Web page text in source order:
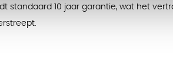
standaard 10 jaar garantie, wat het